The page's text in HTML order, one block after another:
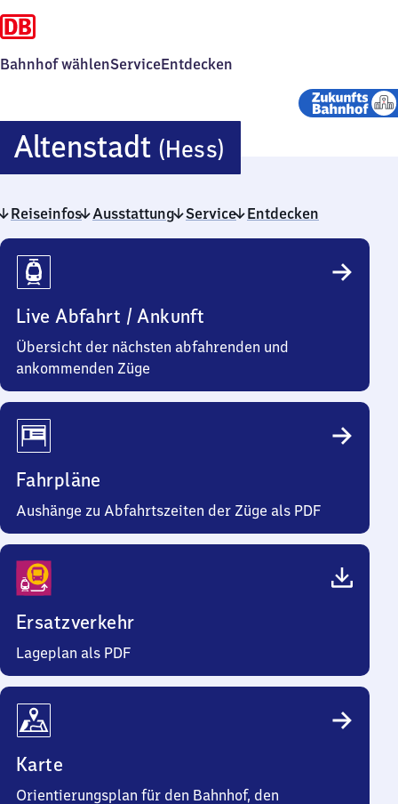
Bahnhof wählenServiceEntdecken
Altenstadt (Hess)
(Hessen)
Reiseinfos Ausstattung Service Entdecken
Reiseinfos
Live Abfahrt / Ankunft
Übersicht der nächsten abfahrenden und
ankommenden Züge
Fahrpläne
Aushänge zu Abfahrtszeiten der Züge als PDF
Ersatzverkehr
Lageplan als PDF
Karte
Orientierungsplan für den Bahnhof, den